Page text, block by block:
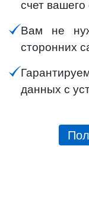
счет вашего
Вам не
сторонних
данных с